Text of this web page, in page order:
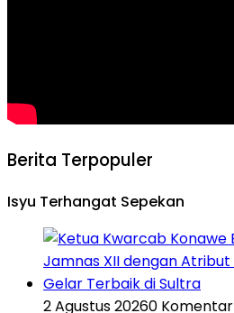
Berita Terpopuler
Isyu Terhangat Sepekan
2 Agustus 20260 Komentar